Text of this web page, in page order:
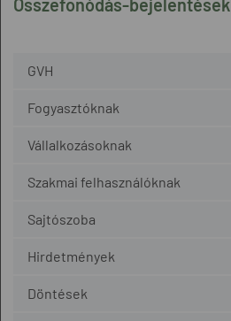
Összefonódás-bejelentések
GVH
Fogyasztóknak
Vállalkozásoknak
Szakmai felhasználóknak
Sajtószoba
Hirdetmények
Döntések